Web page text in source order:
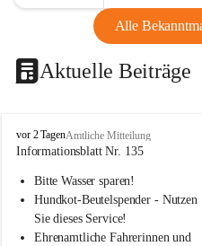
Alle
Aktuelle Beiträge
B
u
h
vor 2 TagenAmtliche Mitteilung
Informationsblatt Nr. 135
Bitte Wasser sparen!
Hundkot-Beutelspender - Nutzen
Sie dieses Service!
Ehrenamtliche Fahrerinnen und